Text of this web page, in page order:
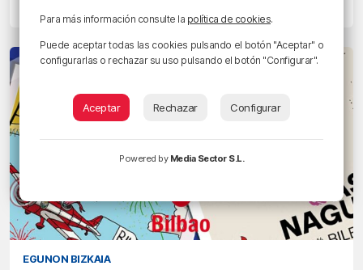
EGUNON BIZKAIA
Para más información consulte la política de cookies.
Puede aceptar todas las cookies pulsando el botón "Aceptar" o
configurarlas o rechazar su uso pulsando el botón "Configurar".
Aceptar Rechazar Configurar
Powered by Media Sector S.L.